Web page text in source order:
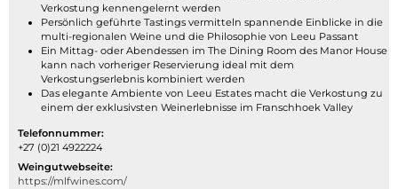
Verkostung kennengelernt werden
Persönlich geführte Tastings vermitteln spannende Einblicke in die
multi-regionalen Weine und die Philosophie von Leeu Passant
Ein Mittag- oder Abendessen im The Dining Room des Manor House
kann nach vorheriger Reservierung ideal mit dem
Verkostungserlebnis kombiniert werden
Das elegante Ambiente von Leeu Estates macht die Verkostung zu
einem der exklusivsten Weinerlebnisse im Franschhoek Valley
Telefonnummer:
+27 (0)21 4922224
Weingutwebseite:
https://mlfwines.com/